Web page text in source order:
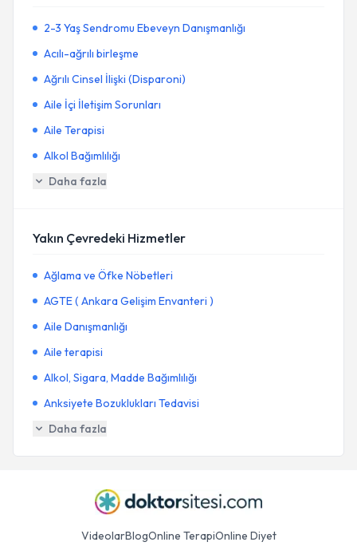
2-3 Yaş Sendromu Ebeveyn Danışmanlığı
Acılı-ağrılı birleşme
Ağrılı Cinsel İlişki (Disparoni)
Aile İçi İletişim Sorunları
Aile Terapisi
Alkol Bağımlılığı
Daha fazla
Yakın Çevredeki Hizmetler
Ağlama ve Öfke Nöbetleri
AGTE ( Ankara Gelişim Envanteri )
Aile Danışmanlığı
Aile terapisi
Alkol, Sigara, Madde Bağımlılığı
Anksiyete Bozuklukları Tedavisi
Daha fazla
VideolarBlogOnline TerapiOnline Diyet